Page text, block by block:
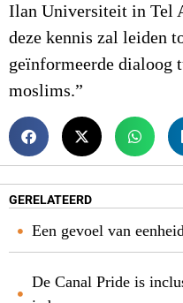
Ilan Universiteit in Tel
deze kennis zal leiden
geïnformeerde dialoog
moslims.”
GERELATEERD
Een gevoel van
De Canal Pride is